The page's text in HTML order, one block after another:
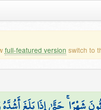
full-featured version switch to
شَهْرًا ۚ حَتَّىٰ إِذَا بَلَغَ